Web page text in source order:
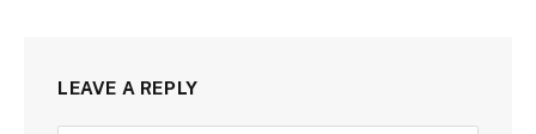
LEAVE A REPLY